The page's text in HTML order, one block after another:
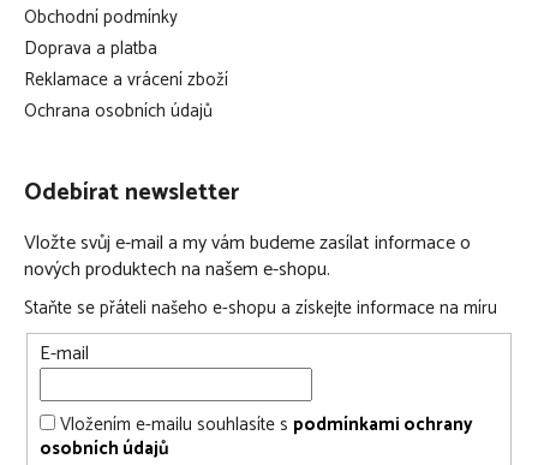
Obchodní podmínky
Doprava a platba
Reklamace a vrácení zboží
Ochrana osobních údajů
Odebírat newsletter
Vložte svůj e-mail a my vám budeme zasílat informace o
nových produktech na našem e-shopu.
Staňte se přáteli našeho e-shopu a získejte informace na míru
E-mail
Vložením e-mailu souhlasíte s podmínkami ochrany
osobních údajů